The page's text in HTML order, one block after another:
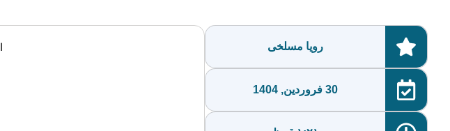
رویا مسلخی
30 فروردین, 1404